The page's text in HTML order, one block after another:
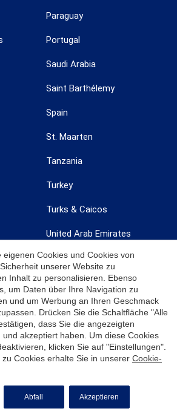
Paraguay
Portugal
Saudi Arabia
Saint Barthélemy
Spain
St. Maarten
Tanzania
Turkey
Turks & Caicos
United Arab Emirates
United Kingdom
United States
Uruguay
U.S. Virgin Islands - St. Croix
U.S. Virgin Islands - St.
Cookies und Cookies von
unserer Website zu
Inhalt zu personalisieren. Ebenso
um Daten über Ihre Navigation zu
und um Werbung an Ihren Geschmack
Drücken Sie die Schaltfläche "Alle
dass Sie die angezeigten
akzeptiert haben. Um diese Cookies
klicken Sie auf "Einstellungen".
Cookies erhalte Sie in unserer Cookie-
Abfall Akzeptieren